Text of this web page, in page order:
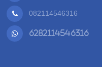
082114546316
6282114546316